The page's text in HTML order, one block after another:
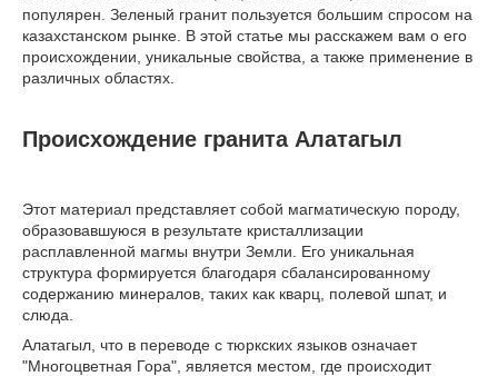
популярен. Зеленый гранит пользуется большим спросом на
казахстанском рынке. В этой статье мы расскажем вам о его
происхождении, уникальные свойства, а также применение в
различных областях.
Происхождение гранита Алатагыл
Этот материал представляет собой магматическую породу,
образовавшуюся в результате кристаллизации
расплавленной магмы внутри Земли. Его уникальная
структура формируется благодаря сбалансированному
содержанию минералов, таких как кварц, полевой шпат, и
слюда.
Алатагыл, что в переводе с тюркских языков означает
"Многоцветная Гора", является местом, где происходит